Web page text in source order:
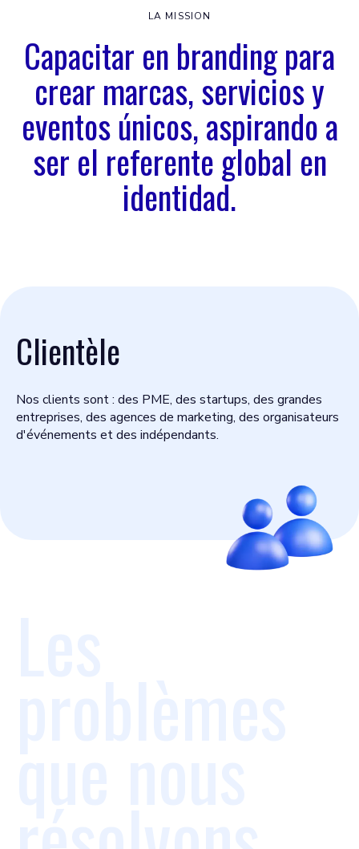
LA MISSION
Capacitar en branding para
crear marcas, servicios y
eventos únicos, aspirando a
ser el referente global en
identidad.
Clientèle
Nos clients sont : des PME, des startups, des grandes
entreprises, des agences de marketing, des organisateurs
d'événements et des indépendants.